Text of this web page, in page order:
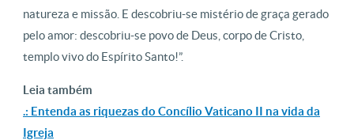
natureza e missão. E descobriu-se mistério de graça gerado
pelo amor: descobriu-se povo de Deus, corpo de Cristo,
templo vivo do Espírito Santo!”.
Leia também
.: Entenda as riquezas do Concílio Vaticano II na vida da
Igreja